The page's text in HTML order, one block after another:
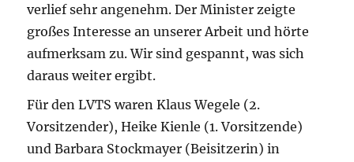
verlief sehr angenehm. Der Minister zeigte
großes Interesse an unserer Arbeit und hörte
aufmerksam zu. Wir sind gespannt, was sich
daraus weiter ergibt.
Für den LVTS waren Klaus Wegele (2.
Vorsitzender), Heike Kienle (1. Vorsitzende)
und Barbara Stockmayer (Beisitzerin) in